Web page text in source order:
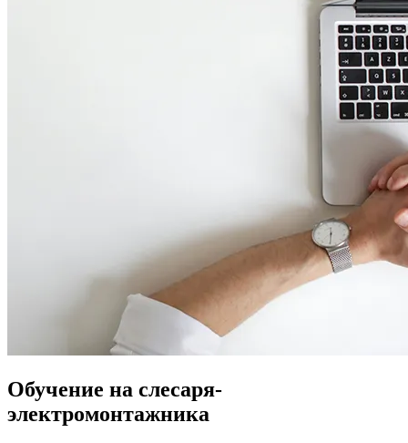
Обучение на слесаря-
электромонтажника